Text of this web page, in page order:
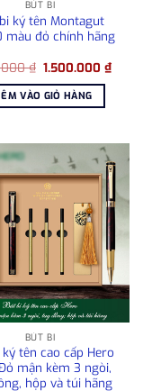
BÚT BI
ký tên Montagut
màu đỏ chính hãng
₫ Giá
là:
1.750.000 ₫.
1.500.000₫Giá
hiện
VÀO GIỎ HÀNG
BÚT BI
tên cao cấp Hero
mận kèm 3 ngòi,
hộp và túi hãng